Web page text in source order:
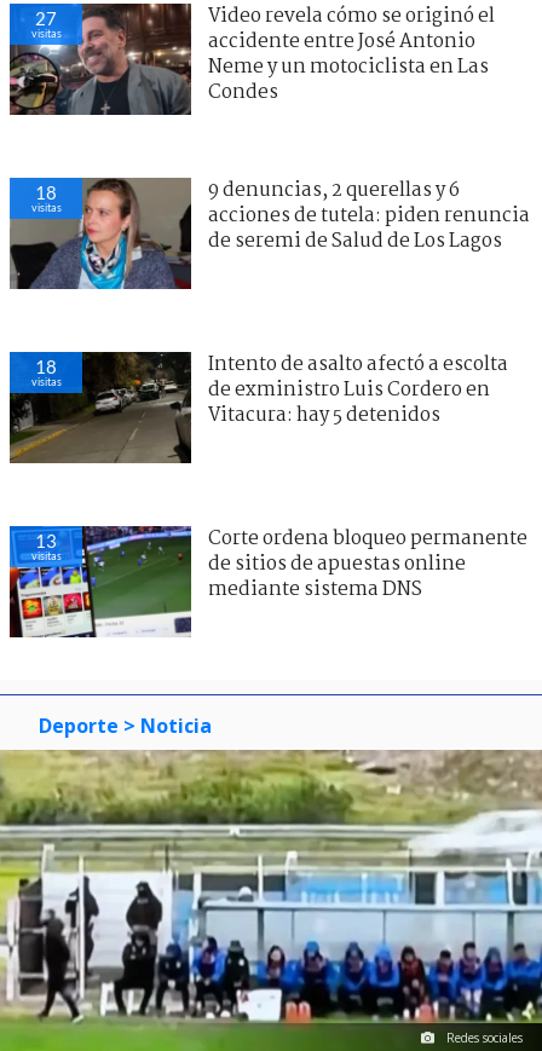
27
visitas
Video revela cómo se originó el
accidente entre José Antonio
Neme y un motociclista en Las
Condes
18
visitas
9 denuncias, 2 querellas y 6
acciones de tutela: piden renuncia
de seremi de Salud de Los Lagos
18
visitas
Intento de asalto afectó a escolta
de exministro Luis Cordero en
Vitacura: hay 5 detenidos
13
visitas
Corte ordena bloqueo permanente
de sitios de apuestas online
mediante sistema DNS
Deporte > Noticia
Redes sociales